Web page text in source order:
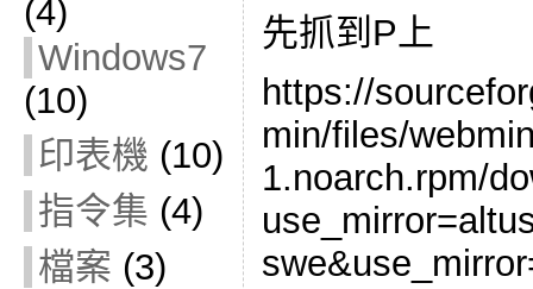
(4)
Windows7
(10)
印表機 (10)
指令集 (4)
檔案 (3)
先抓到P上
https://
min/files/
1.noarch.rpm/